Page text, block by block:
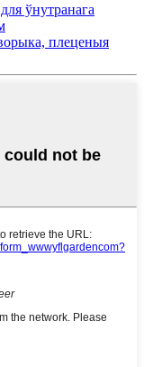
ўнутранага
плеценыя